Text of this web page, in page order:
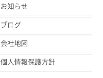
お知らせ
ブログ
会社地図
個人情報保護方針